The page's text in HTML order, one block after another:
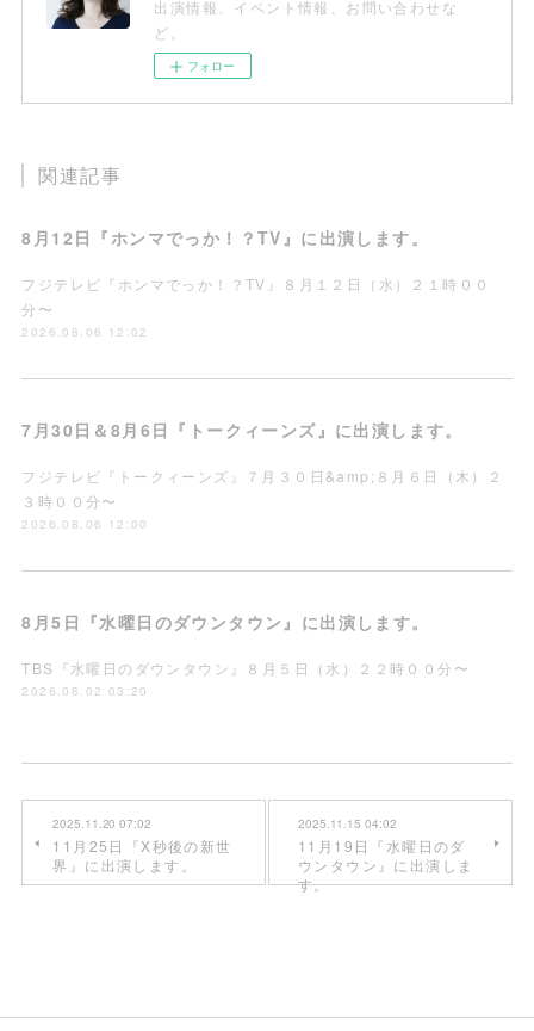
出演情報、イベント情報、お問い合わせな
ど。
フォロー
関連記事
8月12日『ホンマでっか！？TV』に出演します。
フジテレビ『ホンマでっか！？TV』８月１２日（水）２１時００
分〜
2026.08.06 12:02
7月30日＆8月6日『トークィーンズ』に出演します。
フジテレビ『トークィーンズ』７月３０日&amp;８月６日（木）２
３時００分〜
2026.08.06 12:00
8月5日『水曜日のダウンタウン』に出演します。
TBS『水曜日のダウンタウン』８月５日（水）２２時００分〜
2026.08.02 03:20
2025.11.20 07:02
11月25日『X秒後の新世
界』に出演します。
2025.11.15 04:02
11月19日『水曜日のダ
ウンタウン』に出演しま
す。